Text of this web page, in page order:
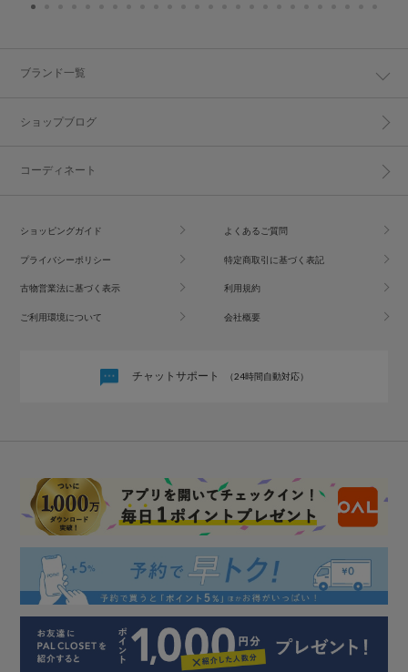
ブランド一覧
ショップブログ
コーディネート
ショッピングガイド よくあるご質問
プライバシーポリシー 特定商取引に基づく表記
古物営業法に基づく表示 利用規約
ご利用環境について 会社概要
チャットサポート （24時間自動対応）